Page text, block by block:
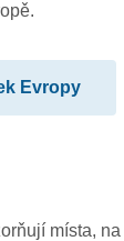
Evropy
místa,